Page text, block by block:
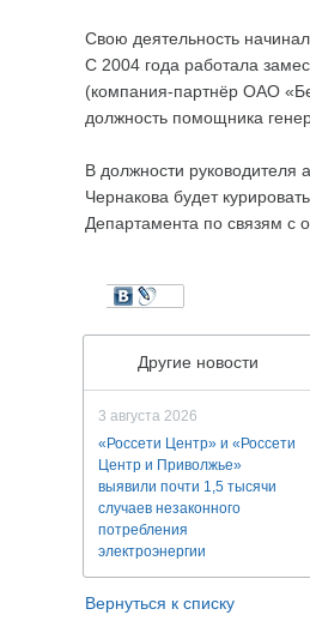
Свою деятельность
С 2004 года работала
(компания-партнёр ОАО
должность помощника
В должности
Чернакова будет
Департамента по связям с
Другие новости
3 августа 2026
«Россети Центр» и «Россети
Центр и Приволжье»
выявили почти 1,5 тысячи
случаев незаконного
потребления
электроэнергии
Вернуться к списку